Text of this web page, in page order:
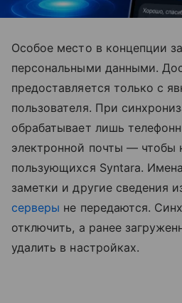
Особое место в концепции
персональными данными.
предоставляется только с
пользователя. При
обрабатывает лишь
электронной почты — чтобы
пользующихся Syntara.
заметки и другие сведения
серверы не передаются.
отключить, а ранее
удалить в настройках.